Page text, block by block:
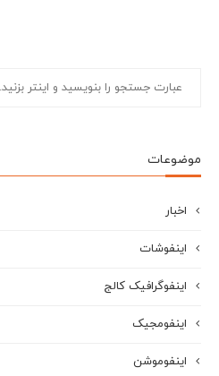
موضوعات
اخبار
اینفوشات
اینفوگرافیک کالج
اینفومجیک
اینفوموشن